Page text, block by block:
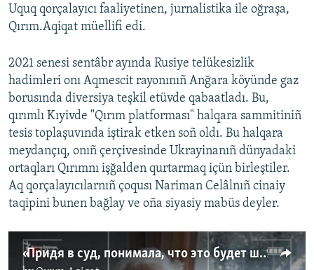
Uquq qorçalayıcı faaliyetinen, jurnalistika ile oğraşa,
Qırım.Aqiqat müellifi edi.
2021 senesi sentâbr ayında Rusiye telükesizlik
hadimleri onı Aqmescit rayonınıñ Anğara köyünde gaz
borusında diversiya teşkil etüvde qabaatladı. Bu,
qırımlı Kıyivde "Qırım platforması" halqara sammitiniñ
tesis toplaşuvında iştirak etken soñ oldı. Bu halqara
meydançıq, onıñ çerçivesinde Ukrayinanıñ dünyadaki
ortaqları Qırımnı işğalden qurtarmaq içün birleştiler.
Aq qorçalayıcılarnıñ çoqusı Nariman Celâlnıñ cinaiy
taqipini bunen bağlay ve oña siyasiy mabüs deyler.
«Придя в суд, понимала, что это будет шоу и цирк». Левиза Джелялова – об аресте своего мужа Наримана (видео)